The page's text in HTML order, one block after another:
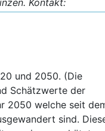
Kontakt:
der Jahre
Ausprägung, wobei
die ersten
erfasste.
Metropolen
aktuell und auch
und 2050. (Die
Schätzwerte der
2050 welche seit
sind.